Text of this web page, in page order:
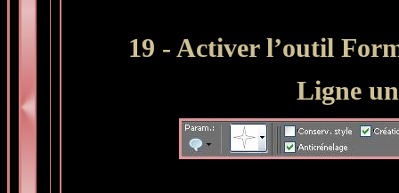
19 - Activer l’outil
Ligne